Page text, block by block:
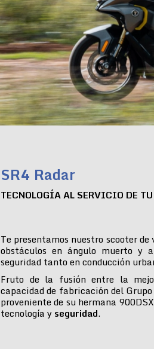
SR4 Radar
TECNOLOGÍA AL SERVICIO DE
Te presentamos nuestro scooter
obstáculos en ángulo muerto y
seguridad tanto en conducción
Fruto de la fusión entre la
capacidad de fabricación del
proveniente de su hermana
tecnología y seguridad.